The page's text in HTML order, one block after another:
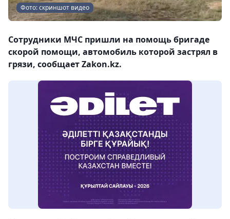
Фото: скриншот видео
Сотрудники МЧС пришли на помощь бригаде
скорой помощи, автомобиль которой застрял в
грязи, сообщает Zakon.kz.